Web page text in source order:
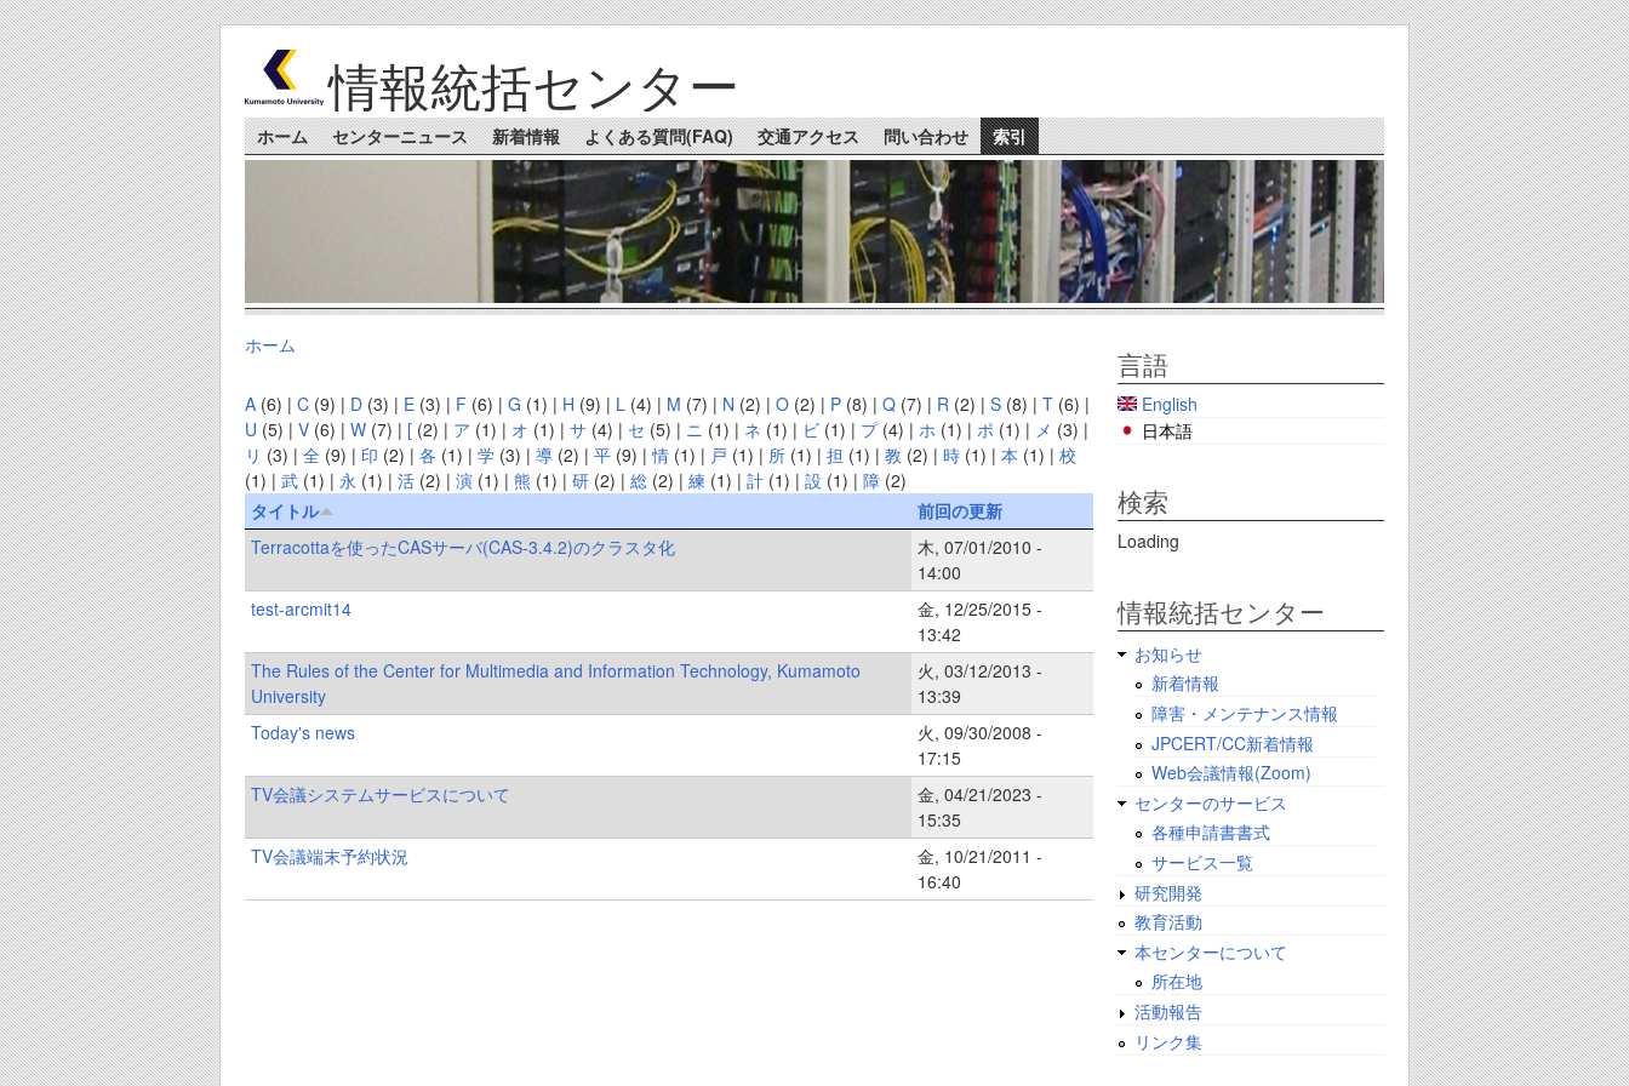
Skip to main content
情報統括センター
Main menu
ホーム センターニュース 新着情報 よくある質問(FAQ) 交通アクセス 問い合わせ 索引
You are here
ホーム
A (6) | C (9) | D (3) | E (3) | F (6) | G (1) | H (9) | L (4) | M (7) | N (2) | O (2) | P (8) | Q (7) | R (2) | S (8) | T (6) |
U (5) | V (6) | W (7) | [ (2) | ア (1) | オ (1) | サ (4) | セ (5) | ニ (1) | ネ (1) | ビ (1) | プ(4) | ホ (1) | ポ (1) | メ (3) |
リ (3) | 全 (9) | 印 (2) | 各 (1) | 学 (3) | 導 (2) | 平 (9) |情 (1) | 戸 (1) | 所 (1) | 担 (1) | 教 (2) | 時 (1) | 本 (1) | 校
(1) | 武 (1) | 永 (1) | 活 (2) | 演 (1) | 熊 (1) | 研 (2) | 総 (2) | 練 (1) | 計 (1) | 設 (1) | 障 (2)
タイトル
前回の更新
Terracottaを使ったCASサーバ(CAS-3.4.2)のクラスタ化
木, 07/01/2010 -
14:00
test-arcmit14
金, 12/25/2015 -
13:42
The Rules of the Center for Multimedia and Information Technology, Kumamoto
University
火, 03/12/2013 -
13:39
Today's news
火, 09/30/2008 -
17:15
TV会議システムサービスについて
金, 04/21/2023 -
15:35
TV会議端末予約状況
金, 10/21/2011 -
16:40
言語
English
日本語
検索
Loading
情報統括センター
お知らせ
新着情報
障害・メンテナンス情報
JPCERT/CC新着情報
Web会議情報(Zoom)
センターのサービス
各種申請書書式
サービス一覧
研究開発
教育活動
本センターについて
所在地
活動報告
リンク集